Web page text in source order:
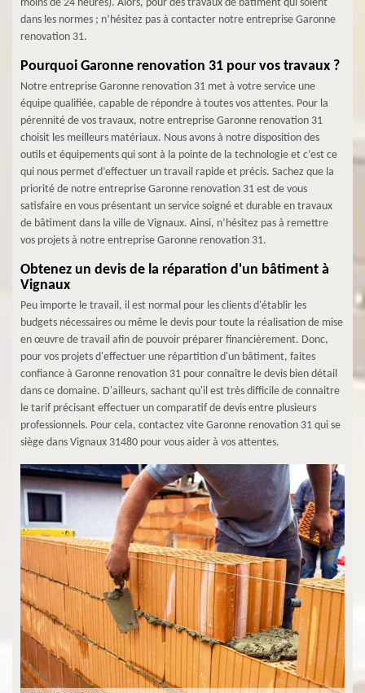
moins de 24 heures). Alors, pour des travaux de bâtiment qui soient
dans les normes ; n’hésitez pas à contacter notre entreprise Garonne
renovation 31.
Pourquoi Garonne renovation 31 pour vos travaux ?
Notre entreprise Garonne renovation 31 met à votre service une
équipe qualifiée, capable de répondre à toutes vos attentes. Pour la
pérennité de vos travaux, notre entreprise Garonne renovation 31
choisit les meilleurs matériaux. Nous avons à notre disposition des
outils et équipements qui sont à la pointe de la technologie et c’est ce
qui nous permet d’effectuer un travail rapide et précis. Sachez que la
priorité de notre entreprise Garonne renovation 31 est de vous
satisfaire en vous présentant un service soigné et durable en travaux
de bâtiment dans la ville de Vignaux. Ainsi, n’hésitez pas à remettre
vos projets à notre entreprise Garonne renovation 31.
Obtenez un devis de la réparation d'un bâtiment à
Vignaux
Peu importe le travail, il est normal pour les clients d'établir les
budgets nécessaires ou même le devis pour toute la réalisation de mise
en œuvre de travail afin de pouvoir préparer financièrement. Donc,
pour vos projets d'effectuer une répartition d'un bâtiment, faites
confiance à Garonne renovation 31 pour connaître le devis bien détail
dans ce domaine. D'ailleurs, sachant qu'il est très difficile de connaitre
le tarif précisant effectuer un comparatif de devis entre plusieurs
professionnels. Pour cela, contactez vite Garonne renovation 31 qui se
siège dans Vignaux 31480 pour vous aider à vos attentes.